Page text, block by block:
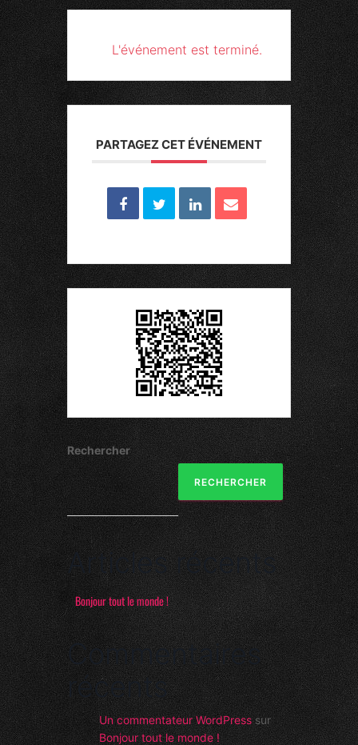
L'événement est terminé.
PARTAGEZ CET ÉVÉNEMENT
Rechercher
RECHERCHER
Articles récents
Bonjour tout le monde !
Commentaires
récents
Un commentateur WordPresssur
Bonjour tout le monde !